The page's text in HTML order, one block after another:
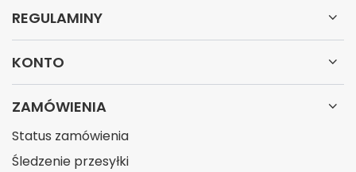
REGULAMINY
KONTO
ZAMÓWIENIA
Status zamówienia
Śledzenie przesyłki